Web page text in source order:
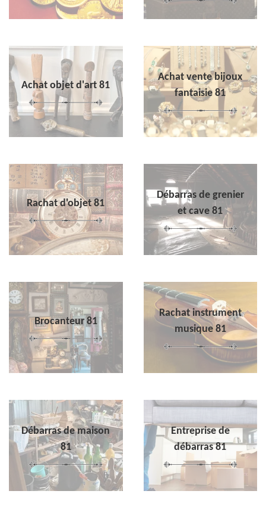
Achat objet d'art 81
Achat vente bijoux
fantaisie 81
Rachat d'objet 81
Débarras de grenier
et cave 81
Brocanteur 81
Rachat instrument
musique 81
Débarras de maison
81
Entreprise de
débarras 81